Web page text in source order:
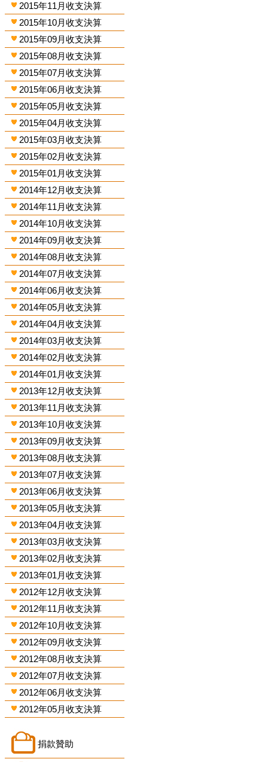
2015年11月收支決算
2015年10月收支決算
2015年09月收支決算
2015年08月收支決算
2015年07月收支決算
2015年06月收支決算
2015年05月收支決算
2015年04月收支決算
2015年03月收支決算
2015年02月收支決算
2015年01月收支決算
2014年12月收支決算
2014年11月收支決算
2014年10月收支決算
2014年09月收支決算
2014年08月收支決算
2014年07月收支決算
2014年06月收支決算
2014年05月收支決算
2014年04月收支決算
2014年03月收支決算
2014年02月收支決算
2014年01月收支決算
2013年12月收支決算
2013年11月收支決算
2013年10月收支決算
2013年09月收支決算
2013年08月收支決算
2013年07月收支決算
2013年06月收支決算
2013年05月收支決算
2013年04月收支決算
2013年03月收支決算
2013年02月收支決算
2013年01月收支決算
2012年12月收支決算
2012年11月收支決算
2012年10月收支決算
2012年09月收支決算
2012年08月收支決算
2012年07月收支決算
2012年06月收支決算
2012年05月收支決算
捐款贊助